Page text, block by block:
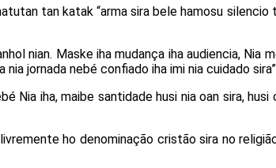
tan katak “arma sira bele hamosu
nian. Maske iha mudança iha audiencia, Nia
jornada nebé confiado iha imi nia cuidado
iha, maibe santidade husi nia oan sira, husi
ho denominação cristão sira no